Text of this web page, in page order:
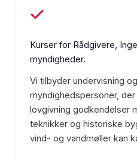
Kurser for Rådgivere,
myndigheder.
Vi tilbyder undervisning
myndighedspersoner,
lovgivning godkendelser
teknikker og historiske
vind- og vandmøller kan